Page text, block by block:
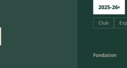
2025-26▾
Club
Fondation